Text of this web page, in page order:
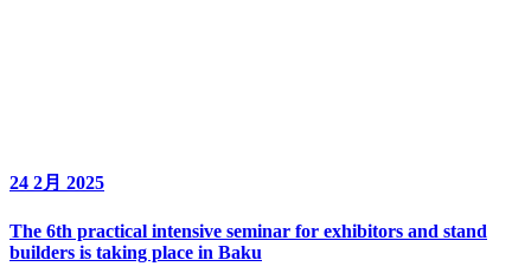
24 2月 2025
The 6th practical intensive seminar for exhibitors and stand
builders is taking place in Baku